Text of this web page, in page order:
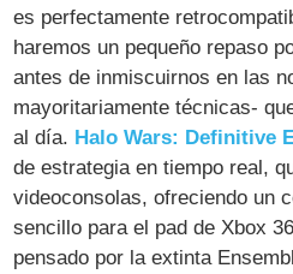
es perfectamente
haremos un pequeño repaso
antes de inmiscuirnos en las
mayoritariamente técnicas-
al día. Halo Wars: Definitive
de estrategia en tiempo real,
videoconsolas, ofreciendo un
sencillo para el pad de Xbox
pensado por la extinta